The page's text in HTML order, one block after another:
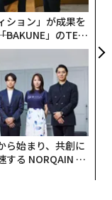
ション」が成果を
BAKUNE」のTEN
る「挑戦者の明
ら始まり、共創に
する NORQAIN JA